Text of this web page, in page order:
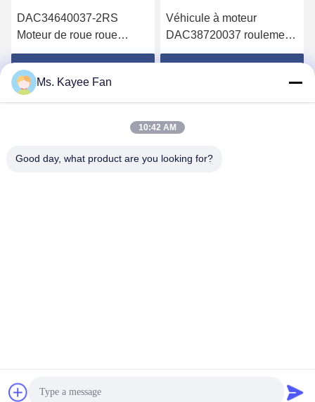
DAC34640037-2RS
Moteur de roue roue
arrière roulements à roue
profonde roulement à bille
34*64*37mm Pour les
automobiles
Obtenez le meilleur prix
Véhicule à moteur
DAC38720037 roulement
38X72X37mm acier
de Copyright 2015-2025 Wuxi FSK Transmission Bearing Co., Ltd . Tous
Ms. Kayee Fan
10:42 AM
Good day, what product are you looking for?